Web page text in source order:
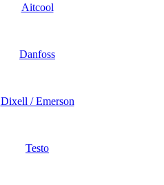
Aitcool
Danfoss
Dixell / Emerson
Testo